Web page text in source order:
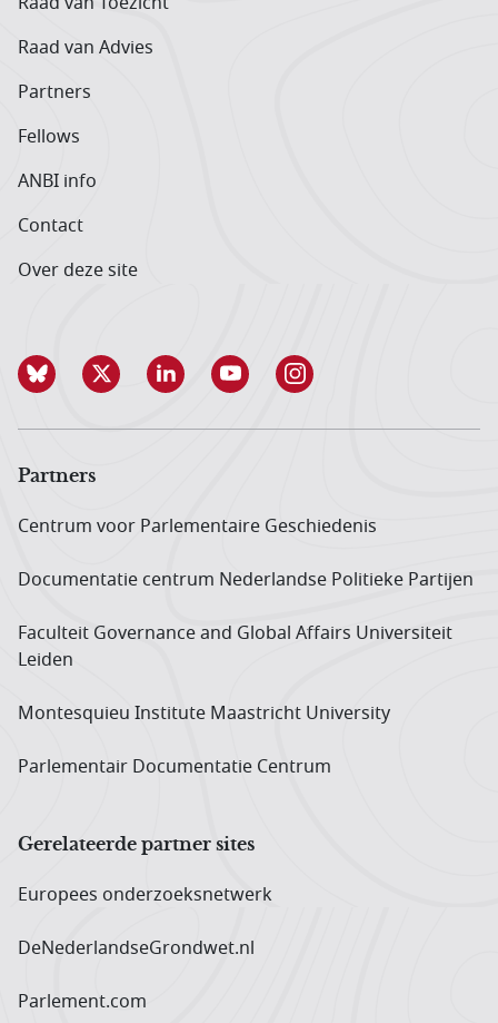
Raad van Advies
Partners
Fellows
ANBI info
Contact
Over deze site
Partners
Centrum voor Parlementaire Geschiedenis
Documentatie centrum Neder­landse Politieke Partijen
Faculteit Governance and Global Affairs Universiteit
Leiden
Montesquieu Institute Maastricht University
Parlementair Documentatie Centrum
Gerelateerde partner sites
Europees onderzoeks­netwerk
DeNederlandseGrondwet.nl
Parlement.com